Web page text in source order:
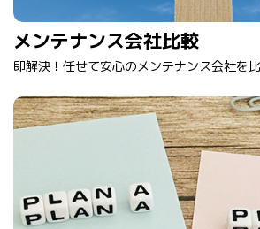
メンテナンス会社比較
即解決！任せて安心のメンテナンス会社を